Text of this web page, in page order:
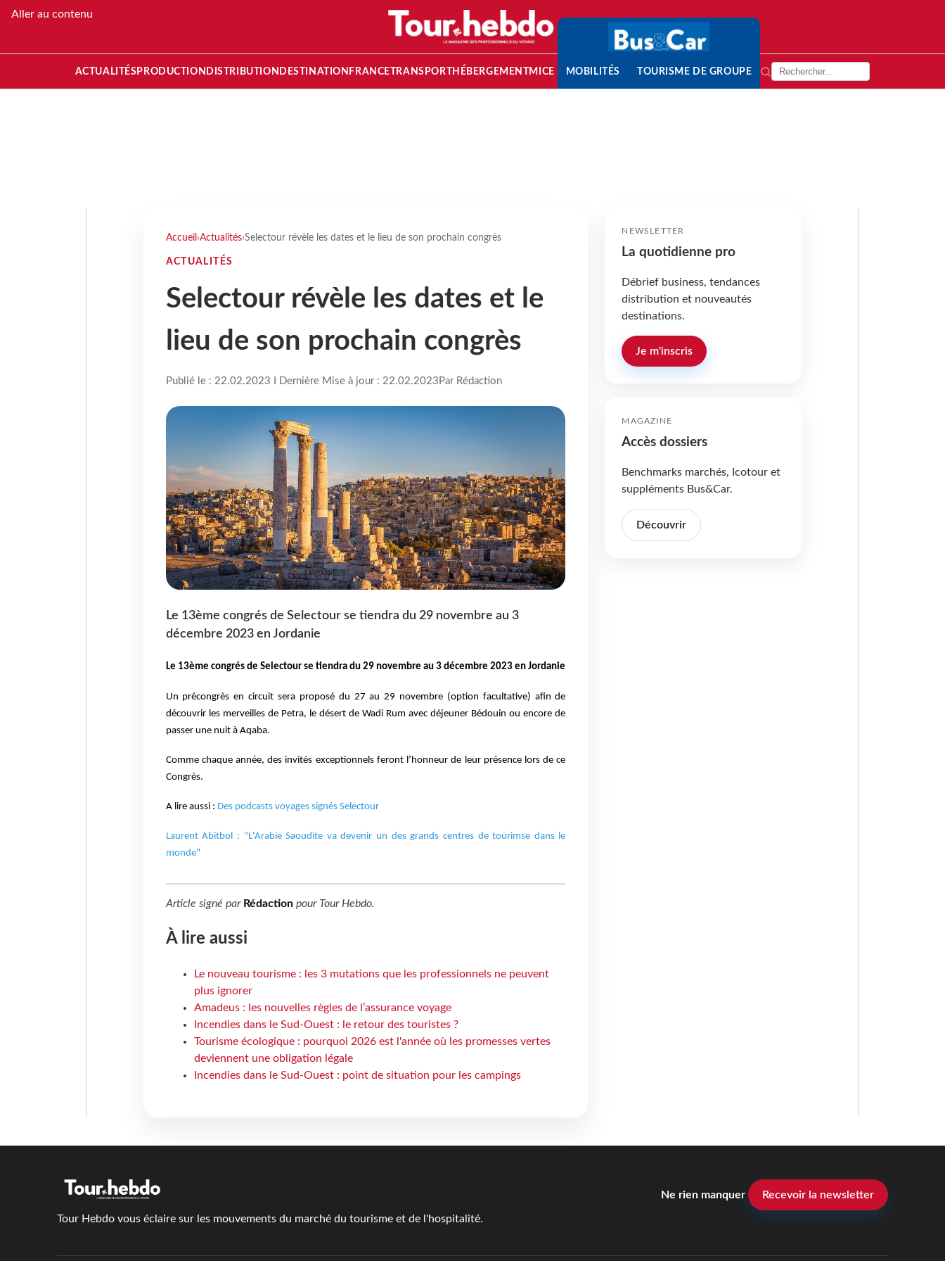
Aller au contenu
ACTUALITÉS PRODUCTION DISTRIBUTION DESTINATION FRANCETRANSPORT HÉBERGEMENTMICE MOBILITÉS TOURISME DE GROUPE
Accueil ›Actualités›Selectour révèle les dates et le lieu de son prochain congrès
ACTUALITÉS
Selectour révèle les dates et le
lieu de son prochain congrès
Publié le : 22.02.2023 I Dernière Mise à jour : 22.02.2023 Par Rédaction
Le 13ème congrés de Selectour se tiendra du 29 novembre au 3
décembre 2023 en Jordanie
Le 13ème congrés de Selectour se tiendra du 29 novembre au 3 décembre 2023 en Jordanie
Un précongrès en circuit sera proposé du 27 au 29 novembre (option facultative) afin de
découvrir les merveilles de Petra, le désert de Wadi Rum avec déjeuner Bédouin ou encore de
passer une nuit à Aqaba.
Comme chaque année, des invités exceptionnels feront l’honneur de leur présence lors de ce
Congrès.
A lire aussi : Des podcasts voyages signés Selectour
Laurent Abitbol : "L'Arabie Saoudite va devenir un des grands centres de tourimse dans le
monde"
Article signé par Rédactionpour Tour Hebdo.
À lire aussi
Le nouveau tourisme : les 3 mutations que les professionnels ne peuvent
plus ignorer
Amadeus : les nouvelles règles de l’assurance voyage
Incendies dans le Sud-Ouest : le retour des touristes ?
Tourisme écologique : pourquoi 2026 est l'année où les promesses vertes
deviennent une obligation légale
Incendies dans le Sud-Ouest : point de situation pour les campings
NEWSLETTER
La quotidienne pro
Débrief business, tendances
distribution et nouveautés
destinations.
Je m'inscris
MAGAZINE
Accès dossiers
Benchmarks marchés, Icotour et
suppléments Bus&Car.
Découvrir
Tour Hebdo vous éclaire sur les mouvements du marché du tourisme et de l'hospitalité.
Ne rien manquer Recevoir la newsletter